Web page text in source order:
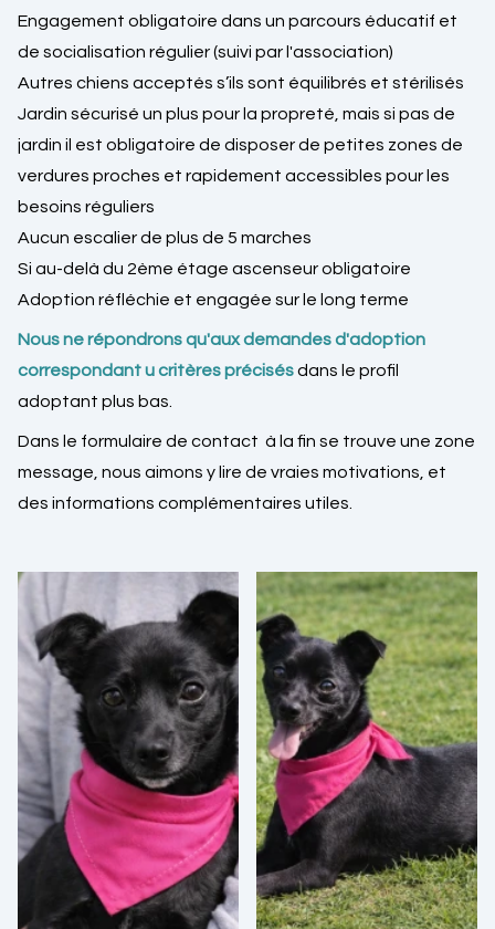
Engagement obligatoire dans un parcours éducatif et
de socialisation régulier (suivi par l'association)
Autres chiens acceptés s’ils sont équilibrés et stérilisés
Jardin sécurisé un plus pour la propreté, mais si pas de
jardin il est obligatoire de disposer de petites zones de
verdures proches et rapidement accessibles pour les
besoins réguliers
Aucun escalier de plus de 5 marches
Si au-delà du 2ème étage ascenseur obligatoire
Adoption réfléchie et engagée sur le long terme
Nous ne répondrons qu'aux demandes d'adoption
correspondant u critères précisésdans le profil
adoptant plus bas.
Dans le formulaire de contact à la fin se trouve une zone
message, nous aimons y lire de vraies motivations, et
des informations complémentaires utiles.